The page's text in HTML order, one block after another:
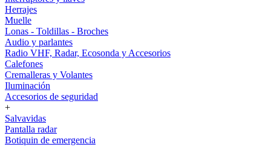
Herrajes
Muelle
Lonas - Toldillas - Broches
Audio y parlantes
Radio VHF, Radar, Ecosonda y Accesorios
Calefones
Cremalleras y Volantes
Iluminación
Accesorios de seguridad
+
Salvavidas
Pantalla radar
Botiquin de emergencia